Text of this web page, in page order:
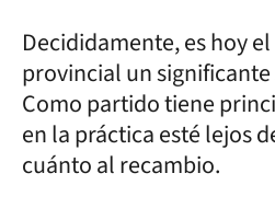
Decididamente, es hoy
provincial un
Como partido tiene
en la práctica esté lejos
cuánto al recambio.